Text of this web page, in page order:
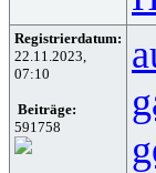
Registrierdatum:
22.11.2023,
07:10
Beiträge:
591758